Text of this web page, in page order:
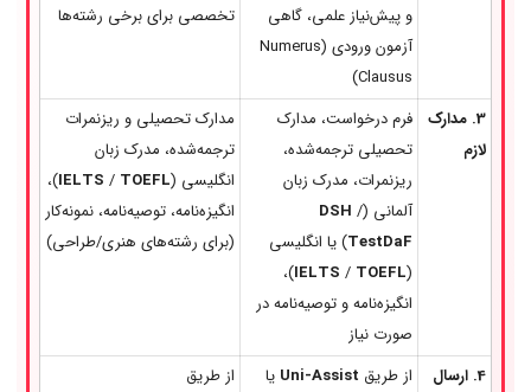
و پیش‌نیاز علمی، گاهی
آزمون ورودی (Numerus
Clausus)
تخصصی برای برخی رشته‌ها
3. مدارک
لازم
فرم درخواست، مدارک
تحصیلی ترجمه‌شده،
ریزنمرات، مدرک زبان
آلمانی ( DSH /
TestDaF) یا انگلیسی
(
IELTS / TOEFL
)،
انگیزه‌نامه و توصیه‌نامه در
صورت نیاز
مدارک تحصیلی و ریزنمرات
ترجمه‌شده، مدرک زبان
انگلیسی (
IELTS / TOEFL
)،
انگیزه‌نامه، توصیه‌نامه، نمونه‌کار
(برای رشته‌های هنری/طراحی)
4. ارسال
از طریق Uni-Assist یا
از طریق